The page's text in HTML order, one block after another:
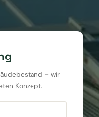
– wir
Konzept.